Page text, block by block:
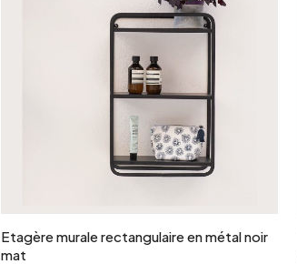
Ajouter au panier
Etagère murale rectangulaire en métal noir
mat